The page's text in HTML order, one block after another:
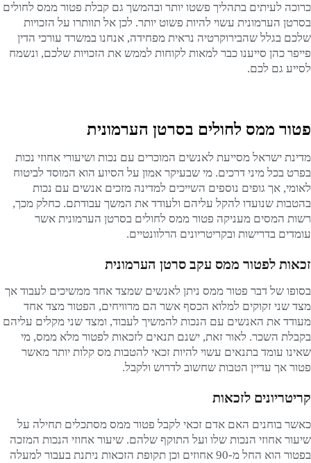
כרוכה לעיתים בתהליך פשטו יותר ובהמשך גם קבלת פטור ממס לחולים
בסרטן הערמונית עשוי להיות פשוט יותר. לכן אל תוותרו על הזכויות
שלכם בגלל שהבירוקרטיה נראית מפחידה, אנחנו במשרד עורכי הדין
פייפר כהן סייענו כבר למאות לקוחות לממש את הזכויות שלכם, ונשמח
לסייע גם לכם.
פטור ממס לחולים בסרטן הערמונית
מדינת ישראל מסייעת לאנשים המוכרים עם נכות ושיעורי אחוזי נכות
בפרט בכל מיני דרכים. מי שבעיקר אמון על הסיוע הוא המוסד לביטוח
לאומי, אך גופים נוספים השייכים למדינה מזכים אנשים עם נכות
בהטבות שנועדו להקל עליהם ולעודד את המשך עבודתם. כחלק מכך,
רשות המסים מעניקה פטור ממס לחולים בסרטן הערמונית אשר
עומדים בדרישות ובקריטריונים הרלוונטיים.
זכאות לפטור ממס עקב סרטן הערמונית
בסופו של דבר פטור ממס ניתן לאנשים שמצד אחד ממשיכים לעבוד אך
מצד שני זקוקים למלוא הכסף אשר הם מרוויחים, הפטור מצד אחד
מעודד את האנשים עם הנכות להמשיך לעבוד, ומצד שני מקלים עליהם
בקבלת השכר. לאור זאת, ישנם תנאים לזכאות לפטור מלא ממס, מי
שאינו עומד בתנאים עשוי להיות זכאי להטבות מס קלות יותר מאשר
פטור אך עדיין הטבות שחשוב לדרוש ולקבל.
קריטריונים לזכאות
כאשר בוחנים האם אדם זכאי לקבל פטור ממס מסתכלים תחילה על
שיעור אחוזי הנכות שלו ועל התוקף שלהם. שיעור אחוזי הנכות המזכה
בפטור הוא החל מ-90 אחוזים וכן תקופת הזכאות ניתנת בעבור למעלה